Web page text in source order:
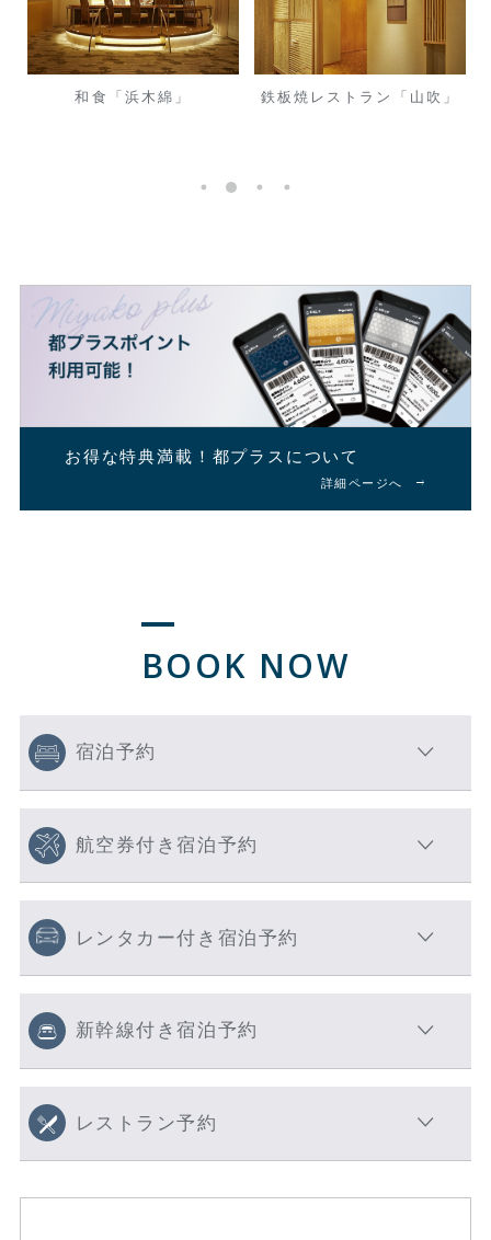
和食「浜木綿」 鉄板焼レストラン「山吹」
お得な特典満載！ 都プラスについて
詳細ページへ
BOOK NOW
宿泊予約
航空券付き宿泊予約
レンタカー付き宿泊予約
新幹線付き宿泊予約
レストラン予約